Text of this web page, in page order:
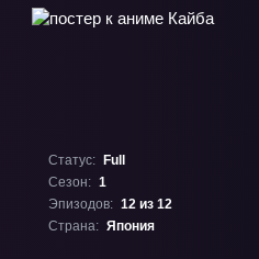
Статус:
Full
Сезон: 1
Эпизодов: 12 из 12
Страна: Япония